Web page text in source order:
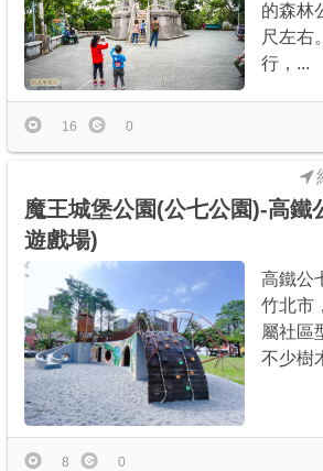
的森林
尺左右
行，...
16 0
魔王城堡公園(公七公園)-高鐵
遊戲場)
高鐵公
竹北市
屬社區
不少樹
8 0